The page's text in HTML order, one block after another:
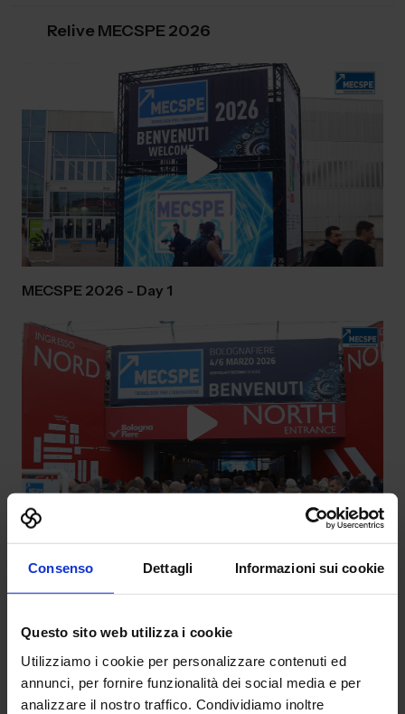
Consenso Dettagli Informazioni sui cookie
Questo sito web utilizza i cookie
Utilizziamo i cookie per personalizzare contenuti ed
annunci, per fornire funzionalità dei social media e per
analizzare il nostro traffico. Condividiamo inoltre
Relive MECSPE 2026
MECSPE 2026 - Day 1
MECSPE 2026 - Day 2